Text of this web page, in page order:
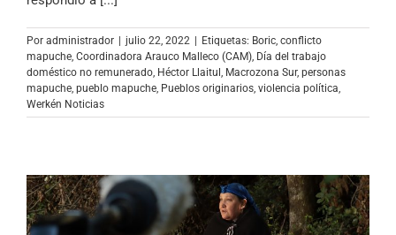
Por administrador julio 22, 2022 Etiquetas: Boric, conflicto
mapuche, Coordinadora Arauco Malleco (CAM), Día del trabajo
doméstico no remunerado, Héctor Llaitul , Macrozona Sur, personas
mapuche, pueblo mapuche, Pueblos originarios, violencia política,
Werkén Noticias